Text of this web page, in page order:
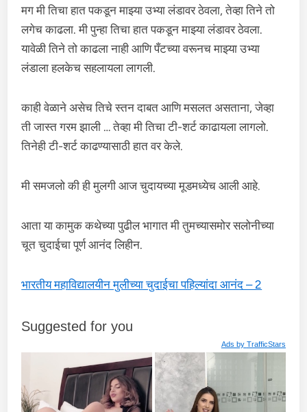
मग मी तिचा हात पकडून माझ्या उभ्या लंडावर ठेवला, तेव्हा तिने तो
लगेच काढला. मी पुन्हा तिचा हात पकडून माझ्या लंडावर ठेवला.
यावेळी तिने तो काढला नाही आणि पँटच्या वरूनच माझ्या उभ्या
लंडाला हलकेच सहलायला लागली.
काही वेळाने असेच तिचे स्तन दाबत आणि मसलत असताना, जेव्हा
ती जास्त गरम झाली … तेव्हा मी तिचा टी-शर्ट काढायला लागलो.
तिनेही टी-शर्ट काढण्यासाठी हात वर केले.
मी समजलो की ही मुलगी आज चुदायच्या मूडमध्येच आली आहे.
आता या कामुक कथेच्या पुढील भागात मी तुमच्यासमोर सलोनीच्या
चूत चुदाईचा पूर्ण आनंद लिहीन.
भारतीय महाविद्यालयीन मुलीच्या चुदाईचा पहिल्यांदा आनंद – 2
Suggested for you
Ads by TrafficStars